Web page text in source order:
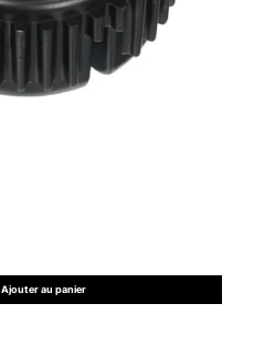
Ajouter au panier